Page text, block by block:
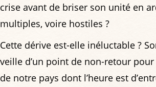
crise avant de briser son unité en
multiples, voire hostiles ?
Cette dérive est-elle inéluctable ?
veille d’un point de non-retour
de notre pays dont l’heure est